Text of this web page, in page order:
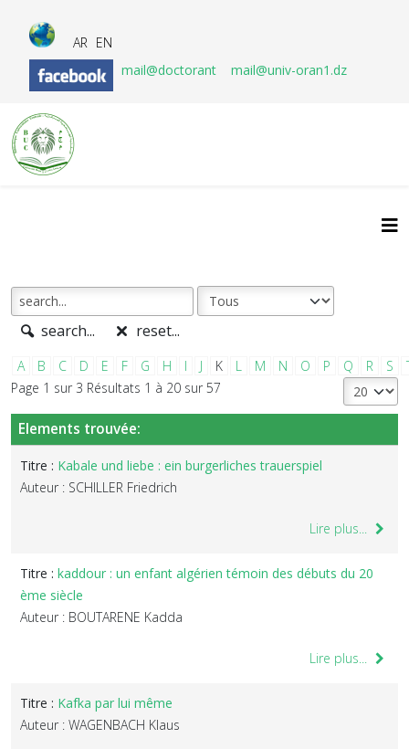
AR EN
mail@doctorant
mail@univ-oran1.dz
search... reset...
A B C D E F G H I J K L M N O P Q R S
Page 1 sur 3 Résultats 1 à 20 sur 57
Elements trouvée:
Titre : Kabale und liebe : ein burgerliches trauerspiel
Auteur : SCHILLER Friedrich
Lire plus...
Titre : kaddour : un enfant algérien témoin des débuts du 20
ème siècle
Auteur : BOUTARENE Kadda
Lire plus...
Titre : Kafka par lui même
Auteur : WAGENBACH Klaus